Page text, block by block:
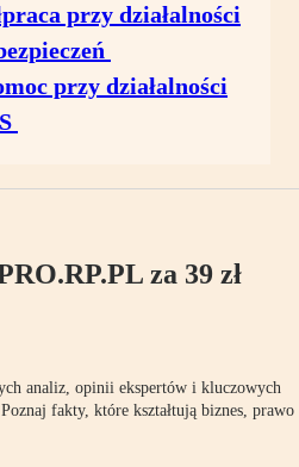
przy działalności
przy działalności
za 39 zł
analiz, opinii ekspertów i kluczowych
fakty, które kształtują biznes, prawo